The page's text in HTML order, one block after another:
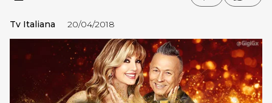
Tv Italiana 20/04/2018